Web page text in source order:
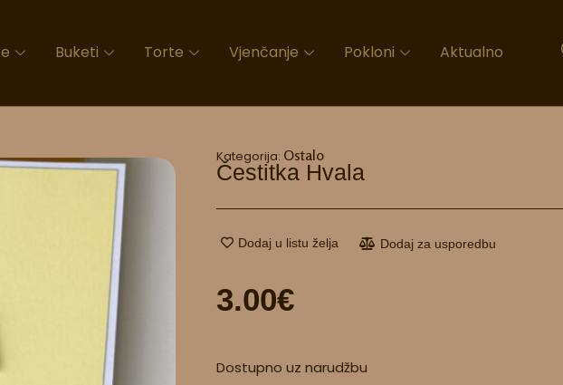
Buketi Torte Vjenčanje Pokloni Aktualno
Kategorija: Ostalo
Čestitka Hvala
Dodaj u listu želja Dodaj za usporedbu
3.00€
Dostupno uz narudžbu
Hvala